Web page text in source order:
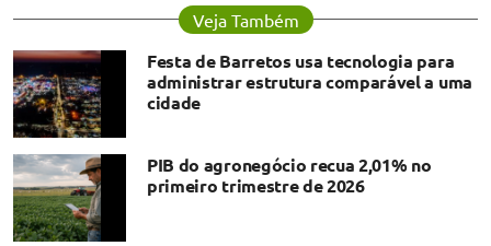
Veja Também
Festa de Barretos usa tecnologia para
administrar estrutura comparável a uma
cidade
PIB do agronegócio recua 2,01% no
primeiro trimestre de 2026